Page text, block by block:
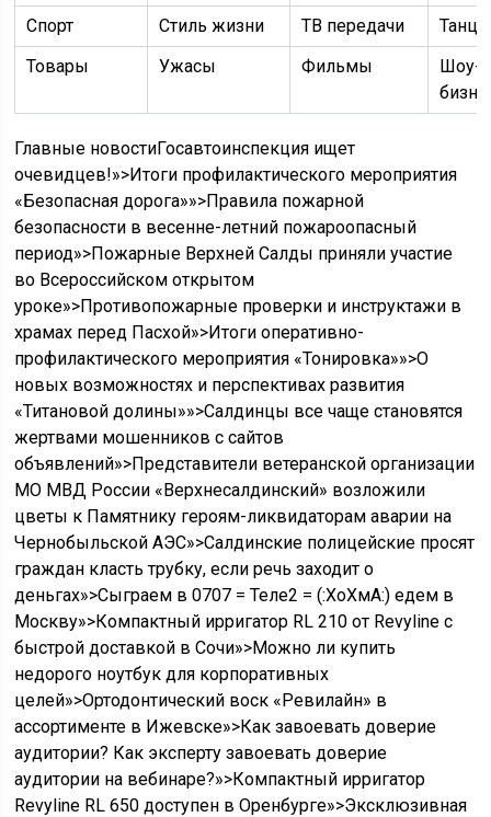
Спорт
Стиль жизни ТВ передачи
Товары
Ужасы Фильмы
Шоу-
Главные новостиГосавтоинспекция ищет
очевидцев!»>Итоги профилактического мероприятия
«Безопасная дорога»»>Правила пожарной
безопасности в весенне-летний пожароопасный
период»>Пожарные Верхней Салды приняли участие
во Всероссийском открытом
уроке»>Противопожарные проверки и инструктажи в
храмах перед Пасхой»>Итоги оперативно-
профилактического мероприятия «Тонировка»»>О
новых возможностях и перспективах развития
«Титановой долины»»>Салдинцы все чаще становятся
жертвами мошенников с сайтов
объявлений»>Представители ветеранской организации
МО МВД России «Верхнесалдинский» возложили
цветы к Памятнику героям-ликвидаторам аварии на
Чернобыльской АЭС»>Салдинские полицейские просят
граждан класть трубку, если речь заходит о
деньгах»>Сыграем в 0707 = Теле2 = (:ХоХмА:) едем в
Москву»>Компактный ирригатор RL 210 от Revyline с
быстрой доставкой в Сочи»>Можно ли купить
недорого ноутбук для корпоративных
целей»>Ортодонтический воск «Ревилайн» в
ассортименте в Ижевске»>Как завоевать доверие
аудитории? Как эксперту завоевать доверие
аудитории на вебинаре?»>Компактный ирригатор
Revyline RL 650 доступен в Оренбурге»>Эксклюзивная